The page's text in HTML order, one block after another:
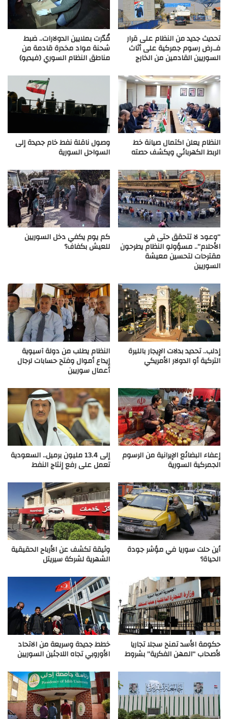
تحديث جديد من النظام على قرار
فـ.رض رسوم جمركية على أثاث
السوريين القادمين من الخارج
قُدّرت بملايين الدولارات.. ضبط
شحنة مواد مخدرة قادمة من
مناطق النظام السوري (فيديو)
النظام يعلن اكتمال صيانة خط
الربط الكهربائي ويكشف حصته
وصول ناقلة نفط خام جديدة إلى
السواحل السورية
“وعود لا تتحقق حتى في
الأحلام”.. مسؤولو النظام يطرحون
مقترحات لتحسين معيشة
السوريين
كم يوم يكفي دخل السوريين
للعيش بكفاف؟
إدلب.. تحديد بدلات الإيجار بالليرة
التركية أو الدولار الأمريكي
النظام يطلب من دولة آسيوية
إيداع أموال وفتح حسابات لرجال
أعمال سوريين
إعفاء البضائع الإيرانية من الرسوم
الجمركية السورية
إلى 13.4 مليون برميل.. السعودية
تعمل على رفع إنتاج النفط
أين حلت سوريا في مؤشر جودة
الحياة؟
وثيقة تكشف عن الأرباح الحقيقية
الشهرية لشركة سيريتل
حكومة الأسد تمنح سجلا تجاريا
لأصحاب “المهن الفكرية” بشروط
خطط جديدة وسريعة من الاتحاد
الأوروبي تجاه اللاجئين السوريين